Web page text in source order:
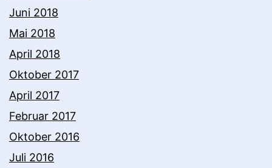
Juni 2018
Mai 2018
April 2018
Oktober 2017
April 2017
Februar 2017
Oktober 2016
Juli 2016